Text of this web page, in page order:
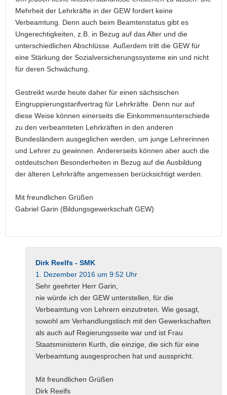
Mehrheit der Lehrkräfte in der GEW fordert keine
Verbeamtung. Denn auch beim Beamtenstatus gibt es
Ungerechtigkeiten, z.B. in Bezug auf das Alter und die
unterschiedlichen Abschlüsse. Außerdem tritt die GEW für
eine Stärkung der Sozialversicherungssysteme ein und nicht
für deren Schwächung.
Gestreikt wurde heute daher für einen sächsischen
Eingruppierungstarifvertrag für Lehrkräfte. Denn nur auf
diese Weise können einerseits die Einkommensunterschiede
zu den verbeamteten Lehrkräften in den anderen
Bundesländern ausgeglichen werden, um junge Lehrerinnen
und Lehrer zu gewinnen. Andererseits können aber auch die
ostdeutschen Besonderheiten in Bezug auf die Ausbildung
der älteren Lehrkräfte angemessen berücksichtigt werden.
Mit freundlichen Grüßen
Gabriel Garin (Bildungsgewerkschaft GEW)
Dirk Reelfs - SMK
1. Dezember 2016 um 9:52 Uhr
Sehr geehrter Herr Garin,
nie würde ich der GEW unterstellen, für die
Verbeamtung von Lehrern einzutreten. Wie gesagt,
sowohl am Verhandlungstisch mit den Gewerkschaften
als auch auf Regierungsseite war und ist Frau
Staatsministerin Kurth, die einzige, die sich für eine
Verbeamtung ausgesprochen hat und ausspricht.
Mit freundlichen Grüßen
Dirk Reelfs